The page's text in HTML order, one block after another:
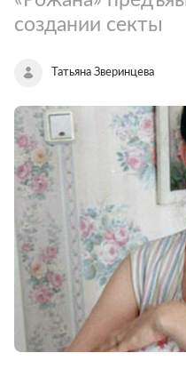
создании секты
Татьяна Зверинцева